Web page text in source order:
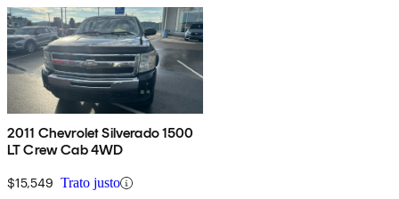
2011 Chevrolet Silverado 1500
LT Crew Cab 4WD
$15,549 Trato justo